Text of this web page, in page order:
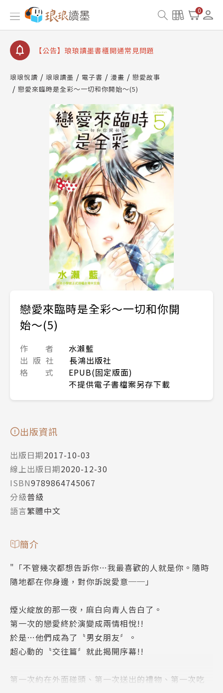
0
【公告】因 Readmoo 讀墨系統維護中，本站同步暫
停部分閱讀服務
【公告】琅琅讀墨數位閱讀資產合併與書櫃開通申請
【公告】琅琅讀墨書櫃開通常見問題
請圖文教學
【公告】琅琅書店服務升級重要說明及資產合併結果
查詢
【公告】因 Readmoo 讀墨系統維護中，本站同步暫
停部分閱讀服務
琅琅悅讀 琅琅讀墨 電子書 漫畫
戀愛故事
戀愛來臨時是全彩～一切和你開始～(5)
戀愛來臨時是全彩～一切和你開
始～(5)
作 者
水瀨藍
出 版 社
長鴻出版社
格 式
EPUB(固定版面)
不提供電子書檔案另存下載
出版資訊
出版日期2017-10-03
線上出版日期2020-12-30
ISBN9789864745067
分級普級
語言繁體中文
簡介
"「不管幾次都想告訴你…我最喜歡的人就是你。隨時
隨地都在你身邊，對你訴說愛意──」
煙火綻放的那一夜，麻白向青人告白了。
第一次的戀愛終於演變成兩情相悅!!
於是…他們成為了〝男女朋友〞。
超心動的〝交往篇〞就此揭開序幕!!
第一次約在外面碰頭、第一次送出的禮物、第一次吃